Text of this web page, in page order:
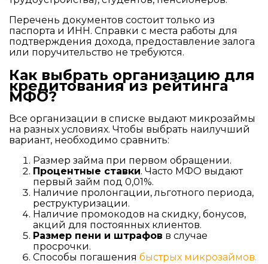
Перечень документов состоит только из
паспорта и ИНН. Справки с места работы для
подтверждения дохода, предоставление залога
или поручительство не требуются.
Как выбрать организацию для
кредитования из рейтинга
МФО?
Все организации в списке выдают микрозаймы
на разных условиях. Чтобы выбрать наилучший
вариант, необходимо сравнить:
Размер займа при первом обращении.
Процентные ставки. Часто МФО выдают
первый займ под 0,01%.
Наличие пролонгации, льготного периода,
реструктуризации.
Наличие промокодов на скидку, бонусов,
акций для постоянных клиентов.
Размер пени и штрафов в случае
просрочки.
Способы погашения быстрых микрозаймов.